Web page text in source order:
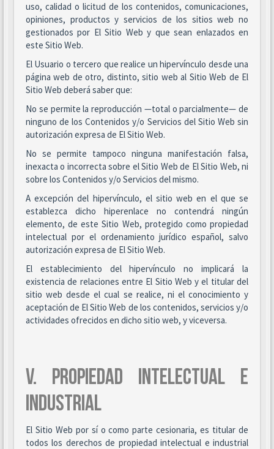
uso, calidad o licitud de los contenidos, comunicaciones,
opiniones, productos y servicios de los sitios web no
gestionados por El Sitio Web y que sean enlazados en
este Sitio Web.
El Usuario o tercero que realice un hipervínculo desde una
página web de otro, distinto, sitio web al Sitio Web de El
Sitio Web deberá saber que:
No se permite la reproducción —total o parcialmente— de
ninguno de los Contenidos y/o Servicios del Sitio Web sin
autorización expresa de El Sitio Web.
No se permite tampoco ninguna manifestación falsa,
inexacta o incorrecta sobre el Sitio Web de El Sitio Web, ni
sobre los Contenidos y/o Servicios del mismo.
A excepción del hipervínculo, el sitio web en el que se
establezca dicho hiperenlace no contendrá ningún
elemento, de este Sitio Web, protegido como propiedad
intelectual por el ordenamiento jurídico español, salvo
autorización expresa de El Sitio Web.
El establecimiento del hipervínculo no implicará la
existencia de relaciones entre El Sitio Web y el titular del
sitio web desde el cual se realice, ni el conocimiento y
aceptación de El Sitio Web de los contenidos, servicios y/o
actividades ofrecidos en dicho sitio web, y viceversa.
V. PROPIEDAD INTELECTUAL E
INDUSTRIAL
El Sitio Web por sí o como parte cesionaria, es titular de
todos los derechos de propiedad intelectual e industrial